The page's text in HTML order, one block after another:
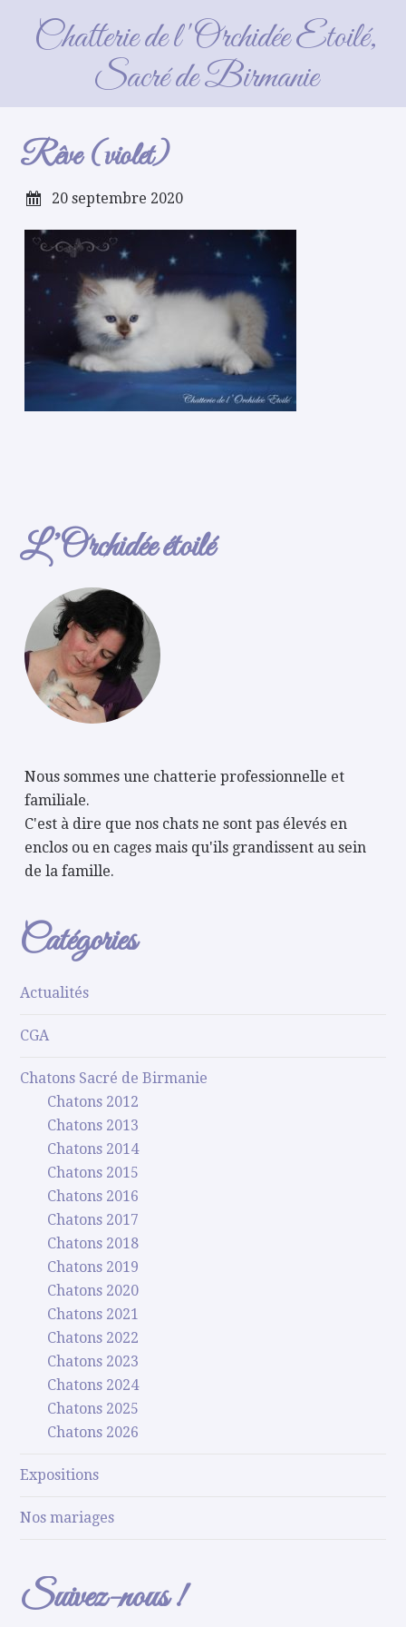
Chatterie de l'Orchidée Etoilé,
Sacré de Birmanie
Rêve (violet)
Rêve (violet)
20 septembre 2020
L’Orchidée étoilé
Nous sommes une chatterie professionnelle et
familiale.
C'est à dire que nos chats ne sont pas élevés en
enclos ou en cages mais qu'ils grandissent au sein
de la famille.
Catégories
Actualités
CGA
Chatons Sacré de Birmanie
Chatons 2012
Chatons 2013
Chatons 2014
Chatons 2015
Chatons 2016
Chatons 2017
Chatons 2018
Chatons 2019
Chatons 2020
Chatons 2021
Chatons 2022
Chatons 2023
Chatons 2024
Chatons 2025
Chatons 2026
Expositions
Nos mariages
Suivez-nous !